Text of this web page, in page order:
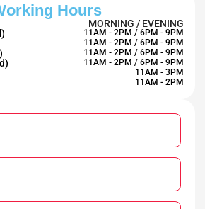
Hours
MORNING / EVENING
11AM - 2PM / 6PM - 9PM
11AM - 2PM / 6PM - 9PM
11AM - 2PM / 6PM - 9PM
11AM - 2PM / 6PM - 9PM
11AM - 3PM
11AM - 2PM